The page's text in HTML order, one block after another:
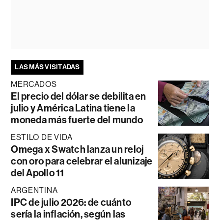
LAS MÁS VISITADAS
MERCADOS
El precio del dólar se debilita en
julio y América Latina tiene la
moneda más fuerte del mundo
ESTILO DE VIDA
Omega x Swatch lanza un reloj
con oro para celebrar el alunizaje
del Apollo 11
ARGENTINA
IPC de julio 2026: de cuánto
sería la inflación, según las